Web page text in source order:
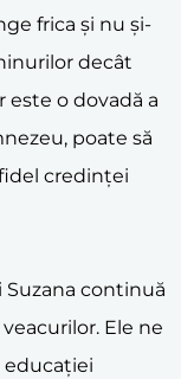
frica și nu și-
decât
o dovadă a
poate să
credinței
continuă
Ele ne